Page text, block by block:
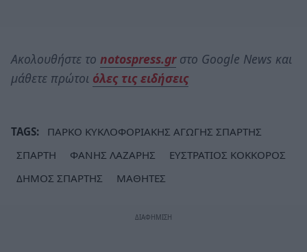
Ακολουθήστε το notospress.grστο Google News και
μάθετε πρώτοι όλες τις ειδήσεις
TAGS:
ΠΑΡΚΟ ΚΥΚΛΟΦΟΡΙΑΚΗΣ ΑΓΩΓΗΣ ΣΠΑΡΤΗΣ
ΣΠΑΡΤΗ
ΦΑΝΗΣ ΛΑΖΑΡΗΣ
ΕΥΣΤΡΑΤΙΟΣ ΚΟΚΚΟΡΟΣ
ΔΗΜΟΣ ΣΠΑΡΤΗΣ
ΜΑΘΗΤΕΣ